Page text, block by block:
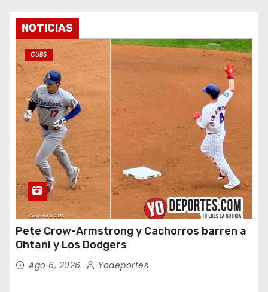
NOTICIAS
CUBS
Pete Crow-Armstrong y Cachorros barren a
Ohtani y Los Dodgers
Ago 6, 2026 Yodeportes